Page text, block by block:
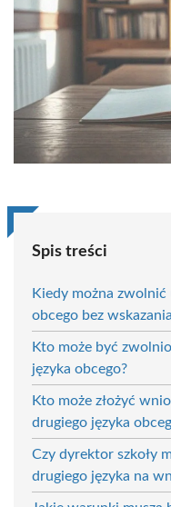
Spis treści
Kiedy można zwolnić
obcego bez
Kto może być
języka obcego?
Kto może złożyć
drugiego języka
Czy dyrektor szkoły
drugiego języka na